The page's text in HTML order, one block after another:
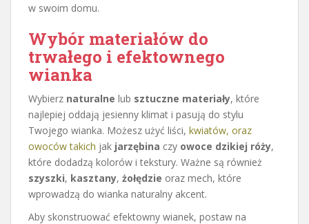
w swoim domu.
Wybór materiałów do
trwałego i efektownego
wianka
Wybierz naturalne lub sztuczne materiały, które
najlepiej oddają jesienny klimat i pasują do stylu
Twojego wianka. Możesz użyć liści, kwiatów, oraz
owoców takich jak jarzębina czy owoce dzikiej róży,
które dodadzą kolorów i tekstury. Ważne są również
szyszki, kasztany, żołędzie oraz mech, które
wprowadzą do wianka naturalny akcent.
Aby skonstruować efektowny wianek, postaw na